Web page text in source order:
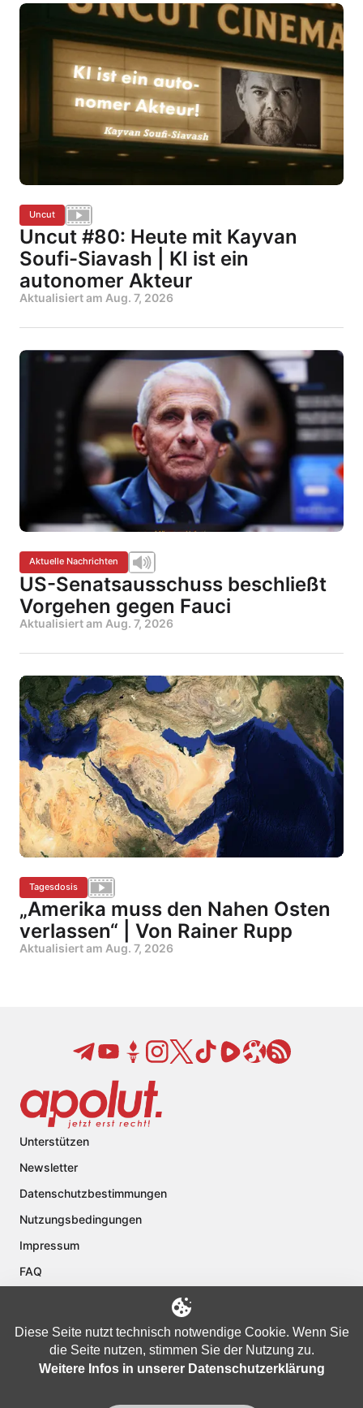
Uncut
Uncut #80: Heute mit Kayvan
Soufi-Siavash | KI ist ein
autonomer Akteur
Aktualisiert am Aug. 7, 2026
Aktuelle Nachrichten
US-Senatsausschuss beschließt
Vorgehen gegen Fauci
Aktualisiert am Aug. 7, 2026
Tagesdosis
„Amerika muss den Nahen Osten
verlassen“ | Von Rainer Rupp
Aktualisiert am Aug. 7, 2026
Unterstützen
Newsletter
Datenschutzbestimmungen
Nutzungsbedingungen
Impressum
FAQ
Copyright © 2024 apolut | Jetzt erst recht!. Published apolut Creatives
Diese Seite nutzt technisch notwendige Cookie. Wenn Sie
die Seite nutzen, stimmen Sie der Nutzung zu.
Weitere Infos in unserer Datenschutzerklärung